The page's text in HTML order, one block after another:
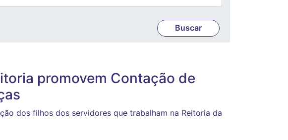
promovem Contação de
dos filhos dos servidores que trabalham na Reitoria da